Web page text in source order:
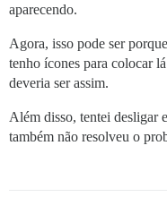
aparecendo.
Agora, isso pode ser
tenho ícones para colocar
deveria ser assim.
Além disso, tentei desligar
também não resolveu o